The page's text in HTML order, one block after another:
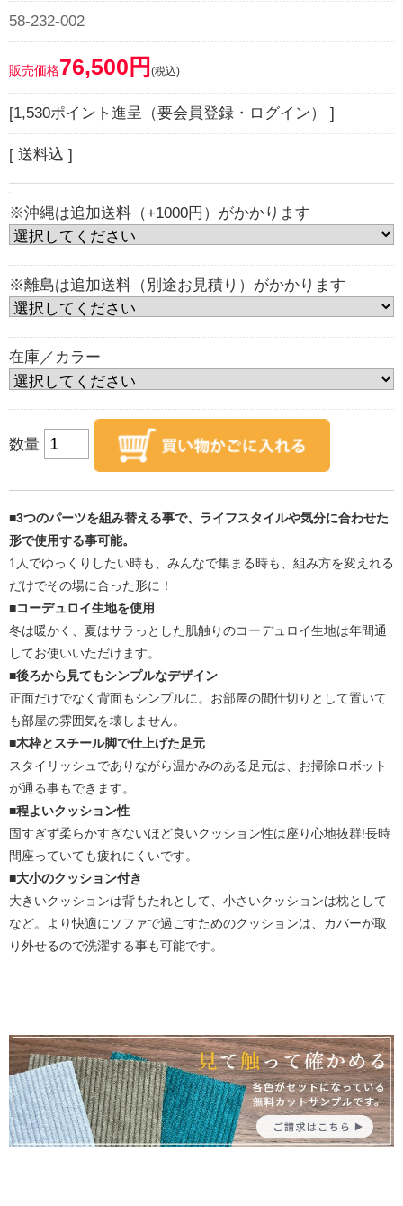
58-232-002
販売価格76,500円 (税込)
[1,530ポイント進呈（要会員登録・ログイン） ]
[ 送料込 ]
※沖縄は追加送料（+1000円）がかかります
※離島は追加送料（別途お見積り）がかかります
在庫／カラー
数量
■3つのパーツを組み替える事で、ライフスタイルや気分に合わせた
形で使用する事可能。
1人でゆっくりしたい時も、みんなで集まる時も、組み方を変えれる
だけでその場に合った形に！
■コーデュロイ生地を使用
冬は暖かく、夏はサラっとした肌触りのコーデュロイ生地は年間通
してお使いいただけます。
■後ろから見てもシンプルなデザイン
正面だけでなく背面もシンプルに。お部屋の間仕切りとして置いて
も部屋の雰囲気を壊しません。
■木枠とスチール脚で仕上げた足元
スタイリッシュでありながら温かみのある足元は、お掃除ロボット
が通る事もできます。
■程よいクッション性
固すぎず柔らかすぎないほど良いクッション性は座り心地抜群!長時
間座っていても疲れにくいです。
■大小のクッション付き
大きいクッションは背もたれとして、小さいクッションは枕として
など。より快適にソファで過ごすためのクッションは、カバーが取
り外せるので洗濯する事も可能です。